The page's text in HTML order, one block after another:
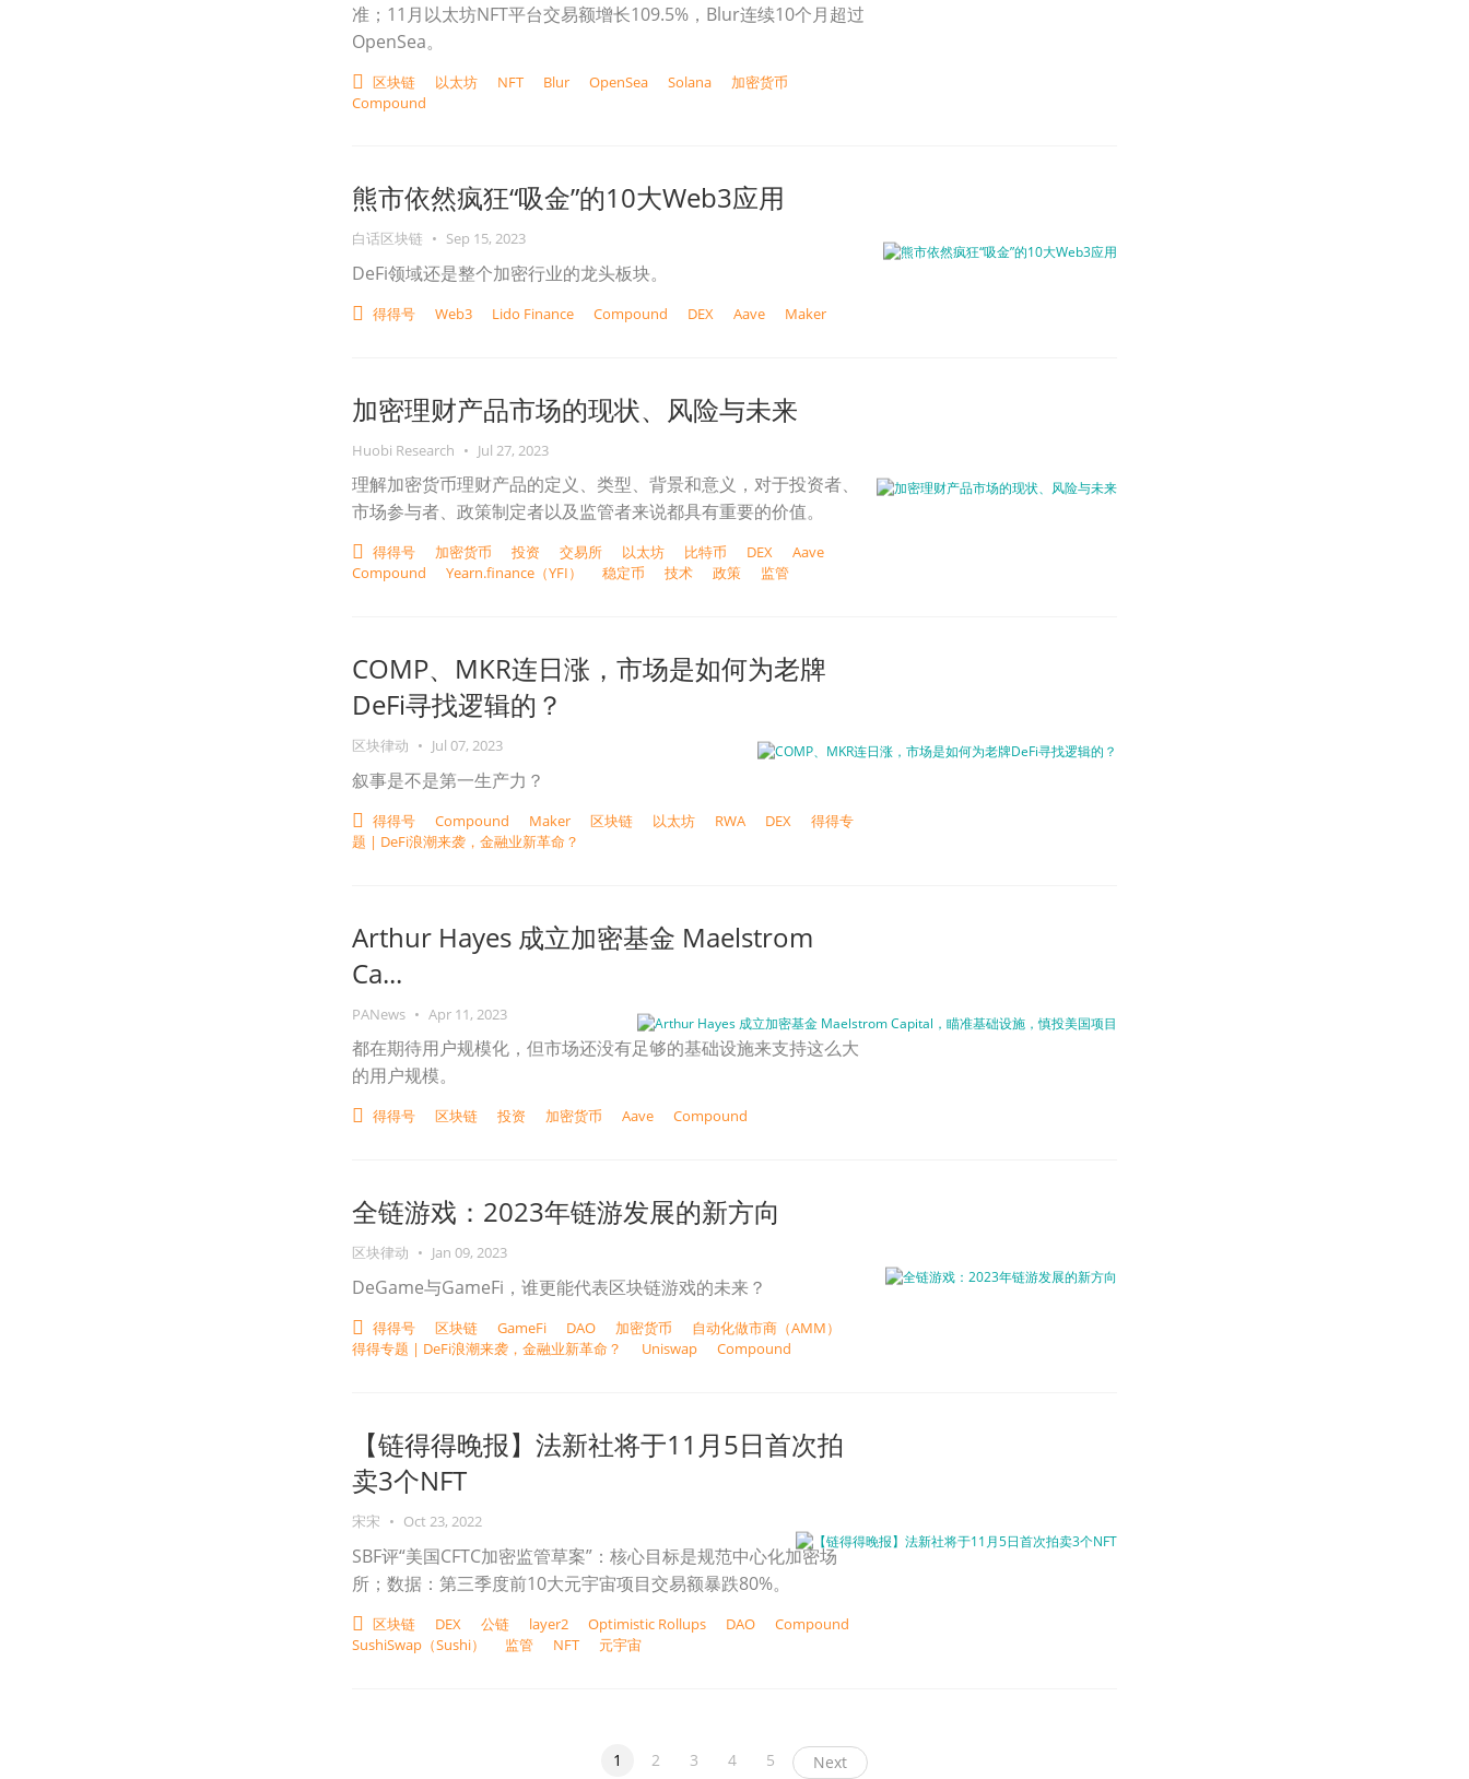
准；11月以太坊NFT平台交易额增长109.5%，Blur连续10个月超过
OpenSea。
区块链 以太坊 NFT Blur OpenSea Solana
加密货币
Compound
熊市依然疯狂“吸金”的10大Web3应用
白话区块链 • Sep 15, 2023
DeFi领域还是整个加密行业的龙头板块。
得得号 Web3 Lido Finance Compound DEX Aave Maker
加密理财产品市场的现状、风险与未来
Huobi Research • Jul 27, 2023
理解加密货币理财产品的定义、类型、背景和意义，对于投资者、
市场参与者、政策制定者以及监管者来说都具有重要的价值。
得得号 加密货币 投资 交易所 以太坊 比特币 DEX
Aave
Compound
Yearn.finance（YFI） 稳定币 技术 政策 监管
COMP、MKR连日涨，市场是如何为老牌
DeFi寻找逻辑的？
区块律动 • Jul 07, 2023
叙事是不是第一生产力？
得得号 Compound Maker 区块链 以太坊 RWA DEX
得得专
题 | DeFi浪潮来袭，金融业新革命？
Arthur Hayes 成立加密基金 Maelstrom
Ca...
PANews • Apr 11, 2023
都在期待用户规模化，但市场还没有足够的基础设施来支持这么大
的用户规模。
得得号 区块链 投资 加密货币 Aave Compound
全链游戏：2023年链游发展的新方向
区块律动 • Jan 09, 2023
DeGame与GameFi，谁更能代表区块链游戏的未来？
得得号 区块链 GameFi DAO 加密货币
自动化做市商（AMM）
得得专题 | DeFi浪潮来袭，金融业新革命？
Uniswap Compound
【链得得晚报】法新社将于11月5日首次拍
卖3个NFT
宋宋 • Oct 23, 2022
SBF评“美国CFTC加密监管草案”：核心目标是规范中心化加密场
所；数据：第三季度前10大元宇宙项目交易额暴跌80%。
区块链 DEX 公链 layer2 Optimistic Rollups DAO
Compound
SushiSwap（Sushi）
监管 NFT 元宇宙
1 2 3 4 5 Next